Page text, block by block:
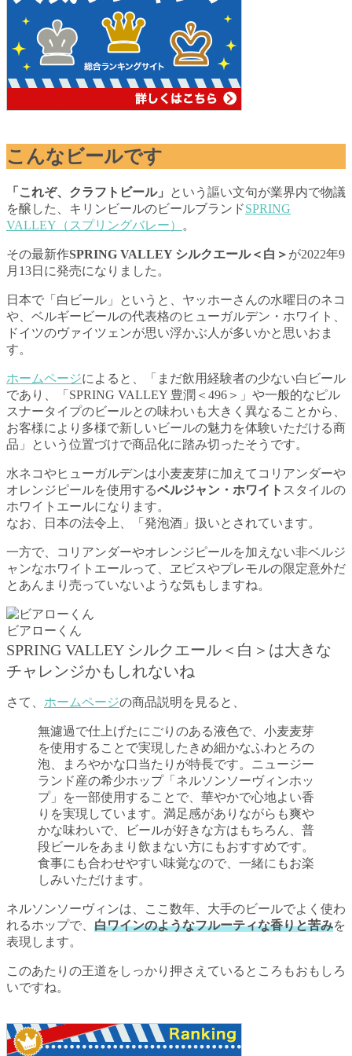
こんなビールです
「これぞ、クラフトビール」
という謳い文句が業界内で物議
を醸した、キリンビールのビールブランドSPRING
VALLEY（スプリングバレー）
。
その最新作SPRING VALLEY シルクエール＜白＞ が2022年9
月13日に発売になりました。
日本で「白ビール」というと、ヤッホーさんの水曜日のネコ
や、ベルギービールの代表格のヒューガルデン・ホワイト、
ドイツのヴァイツェンが思い浮かぶ人が多いかと思いおま
す。
ホームページによると、「まだ飲用経験者の少ない白ビール
であり、「SPRING VALLEY 豊潤＜496＞」や一般的なピル
スナータイプのビールとの味わいも大きく異なることから、
お客様により多様で新しいビールの魅力を体験いただける商
品」という位置づけで商品化に踏み切ったそうです。
水ネコやヒューガルデンは小麦麦芽に加えてコリアンダーや
オレンジピールを使用するベルジャン・ホワイト スタイルの
ホワイトエールになります。
なお、日本の法令上、「発泡酒」扱いとされています。
一方で、コリアンダーやオレンジピールを加えない非ベルジ
ャンなホワイトエールって、ヱビスやプレモルの限定意外だ
とあんまり売っていないような気もしますね。
ビアローくん
SPRING VALLEY シルクエール＜白＞は大きな
チャレンジかもしれないね
さて、 ホームページの商品説明を見ると、
無濾過で仕上げたにごりのある液色で、小麦麦芽
を使用することで実現したきめ細かなふわとろの
泡、まろやかな口当たりが特長です。ニュージー
ランド産の希少ホップ「ネルソンソーヴィンホッ
プ」を一部使用することで、華やかで心地よい香
りを実現しています。満足感がありながらも爽や
かな味わいで、ビールが好きな方はもちろん、普
段ビールをあまり飲まない方にもおすすめです。
食事にも合わせやすい味覚なので、一緒にもお楽
しみいただけます。
ネルソンソーヴィンは、ここ数年、大手のビールでよく使わ
れるホップで、 白ワインのようなフルーティな香りと苦みを
表現します。
このあたりの王道をしっかり押さえているところもおもしろ
いですね。